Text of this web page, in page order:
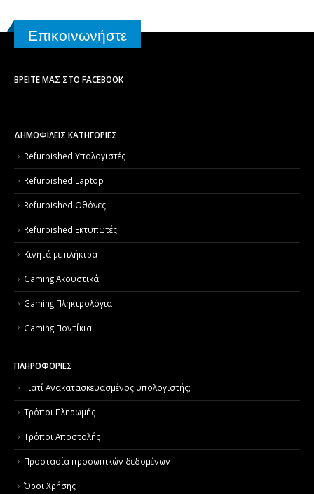
Επικοινωνήστε
ΒΡΕΊΤΕ ΜΑΣ ΣΤΟ FACEBOOK
ΔΗΜΟΦΙΛΕΙΣ ΚΑΤΗΓΟΡΙΕΣ
Refurbished Υπολογιστές
Refurbished Laptop
Refurbished Οθόνες
Refurbished Εκτυπωτές
Κινητά με πλήκτρα
Gaming Ακουστικά
Gaming Πληκτρολόγια
Gaming Ποντίκια
ΠΛΗΡΟΦΟΡΙΕΣ
Γιατί Aνακατασκευασμένος υπολογιστής;
Τρόποι Πληρωμής
Τρόποι Αποστολής
Προστασία προσωπικών δεδομένων
Όροι Χρήσης